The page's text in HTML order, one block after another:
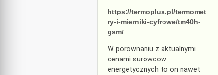
https://termoplus.pl/termomet
ry-i-mierniki-cyfrowe/tm40h-
gsm/
W porownaniu z aktualnymi
cenami surowcow
energetycznych to on nawet